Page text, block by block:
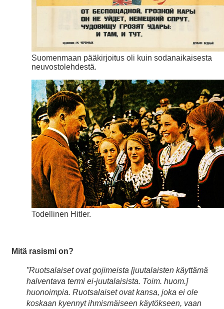
Suomenmaan pääkirjoitus oli kuin sodanaikaisesta
neuvostolehdestä.
Todellinen Hitler.
Mitä rasismi on?
”Ruotsalaiset ovat gojimeista [juutalaisten käyttämä
halventava termi ei-juutalaisista. Toim. huom.]
huonoimpia. Ruotsalaiset ovat kansa, joka ei ole
koskaan kyennyt ihmismäiseen käytökseen, vaan